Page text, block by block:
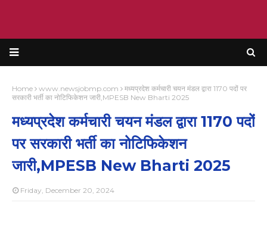
Home www.newsjobmp.com
मध्यप्रदेश कर्मचारी चयन मंडल द्वारा 1170 पदों पर
सरकारी भर्ती का नोटिफिकेशन जारी,MPESB New Bharti 2025
मध्यप्रदेश कर्मचारी चयन मंडल द्वारा 1170 पदों
पर सरकारी भर्ती का नोटिफिकेशन
जारी,MPESB New Bharti 2025
Friday, December 20, 2024